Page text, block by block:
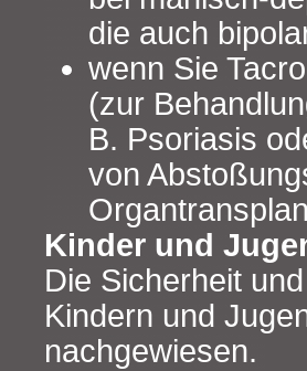
die auch
wenn Sie
(zur
B. Psoriasis
von
Kinder und
Die Sicherheit
Kindern und
nachgewiesen.